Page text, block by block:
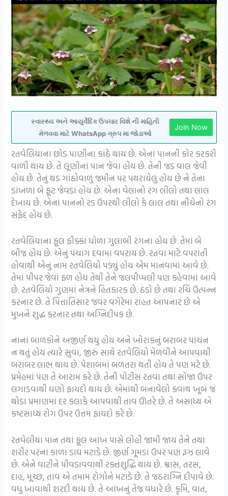
સ્વાસ્થ્ય અને આયુર્વેદિક ઉપચાર વિશે ની માહિતી
મેળવવા માટે WhatsApp ગ્રુપ મા જોડાઓ
Join Now
રતવેલિયાના છોડ પાણીના કાંઠે થાય છે. એનાં પાનની કોર કરકરી
વાળી થાય છે. તે લૂણીનાં પાન જેવા હોય છે. તેની જડ વાલ જેવી
હોય છે. તેનું થડ ગાંઠોવાળું જમીન પર પથરાયેલું હોય છે ને તેના
ડાંખળાં બે ફૂટ જેવડાં હોય છે. એના વેલાનો રંગ લીલો તથા લાલ
દેખાય છે. એનાં પાનનો રંડ ઉપરથી લીલો કે લાલ તથા નીચેનો રંગ
સફેદ હોય છે.
રતવેલિયાના ફૂલ ફીક્કા ધોળા ગુલાબી રંગના હોય છે. તેમાં બે
બીજ હોય છે. એનું પંચાંગ દવામાં વપરાય છે. રતવા માટે વપરાતી
હોવાથી એનું નામ રતવેલિયો પડ્યું હોય એમ માનવામાં આવે છે.
તેમાં પીપર જેવાં ફળ હોય તેથી તેને જલપીપ્પલી પણ કહેવામાં આવે
છે. રતવેલિયો ગુણમાં નેત્રને હિતકારક છે. ઠંડો છે તથા રચિ ઉત્પન્ન
કરનાર છે. તે પિત્તાતિસાર જવર વગેરેમાં રાહત આપનાર છે એ
મુખને શુદ્ધ કરનાર તથા અગ્નિદીપક છે.
નાનાં બાળકોને અજીર્ણ થયું હોય અને ખોરાકનું બરાબર પાચન
ન થતું હોય ત્યારે સુવા, જીરું સાથે રતવેલિયો મેળવીને આપવાથી
બરાબર લાભ થાય છે. પેશાબમાં બળતરા થતી હોય તે પણ મટે છે.
પ્રમેહમાં પણ તે આરામ કરે છે. તેની પોટીસ રતવા તથા સોજા ઉપર
લગાડવાથી ઘણો ફાયદો થાય છે. એમાંથી બનાવેલો કવાથ ખૂબ જ
થોડા પ્રમાણમાં દર કલાકે આપવાથી તાવ ઊતરે છે. તે અસાધ્ય એ
કષ્ટસાધ્ય રોગ ઉપર ઉત્તમ ફાયદો કરે છે.
રતવેલીયા પાન તથાં ફૂલ આંખ પાસે લોહી જામી જાય તેને તથા
શરીર પરના કાળા ડાઘ મટાડે છે. જીર્ણ ગૂમડાં ઉપર પણ રૂઝ લાવે
છે. એને વાટીને પીવડાવવાથી રક્તશુદ્ધિ થાય છે. શ્વાસ, તરસ,
દાહ, મૂચ્છ, તાવ એ તમામ રોગોને મટાડે છે. તે જઠરાગ્નિ દીપાવે છે.
વધુ ખાવાથી શરદી થાય છે. તે આંખનું તેજ વધારે છે. કૃમિ, વાત,